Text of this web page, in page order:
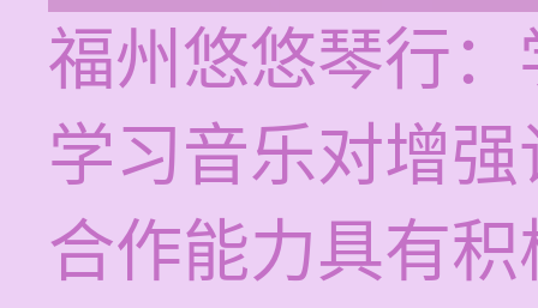
福州悠悠琴行
学习音乐对增
合作能力具有